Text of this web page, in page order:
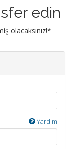
edin
olacaksınız!*
Yardım